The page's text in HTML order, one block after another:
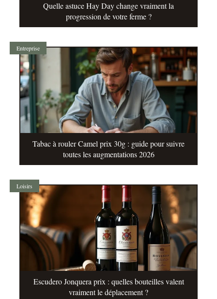
Quelle astuce Hay Day change vraiment la
progression de votre ferme ?
Entreprise
Tabac à rouler Camel prix 30g : guide pour suivre
toutes les augmentations 2026
Loisirs
Escudero Jonquera prix : quelles bouteilles valent
vraiment le déplacement ?